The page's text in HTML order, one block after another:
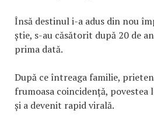
Însă destinul i-a adus din nou
știe, s-au căsătorit după 20 de
prima dată.
După ce întreaga familie,
frumoasa coincidență,
și a devenit rapid virală.